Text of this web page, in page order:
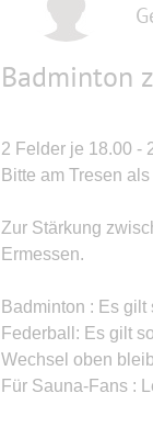
Badminton
2 Felder je 18.00 -
Bitte am Tresen
Zur Stärkung
Ermessen.
Badminton : Es
Federball: Es gilt
Wechsel oben
Für Sauna-Fans :